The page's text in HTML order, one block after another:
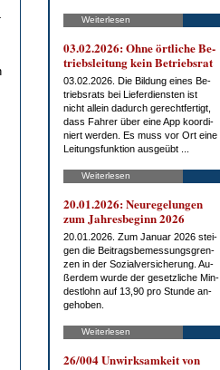
Weiterlesen
03.02.2026: Oh­ne ört­li­che Be­
triebs­lei­tung kein Be­triebs­rat
03.02.2026. Die Bil­dung ei­nes Be­
triebs­rats bei Lie­fer­diens­ten ist
nicht al­lein da­durch ge­recht­fer­tigt,
dass Fah­rer über ei­ne App ko­or­di­
niert wer­den. Es muss vor Ort ei­ne
Lei­tungs­funk­ti­on aus­ge­übt ...
Weiterlesen
20.01.2026: Neu­re­ge­lun­gen
zum Jah­res­be­ginn 2026
20.01.2026. Zum Ja­nu­ar 2026 stei­
gen die Bei­trags­be­mes­sungs­gren­
zen in der So­zi­al­ver­si­che­rung. Au­
ßer­dem wur­de der ge­setz­li­che Min­
dest­lohn auf 13,90 pro St­un­de an­
ge­ho­ben.
Weiterlesen
26/004 Un­wirk­sam­keit von